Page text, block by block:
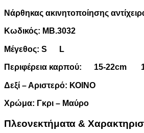
Νάρθηκας ακινητοποίησης
Κωδικός: MB.3032
Μέγεθος: S L
Περιφέρεια καρπού: 15-22cm
Δεξί – Αριστερό: ΚΟΙΝΟ
Χρώμα: Γκρι – Μαύρο
Πλεονεκτήματα &